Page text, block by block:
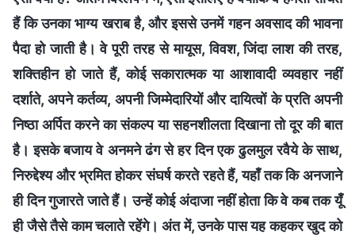
हैं कि उनका भाग्य खराब है, और इससे उनमें गहन अवसाद की भावना
पैदा हो जाती है। वे पूरी तरह से मायूस, विवश, जिंदा लाश की तरह,
शक्तिहीन हो जाते हैं, कोई सकारात्मक या आशावादी व्यवहार नहीं
दर्शाते, अपने कर्तव्य, अपनी जिम्मेदारियों और दायित्वों के प्रति अपनी
निष्ठा अर्पित करने का संकल्प या सहनशीलता दिखाना तो दूर की बात
है। इसके बजाय वे अनमने ढंग से हर दिन एक ढुलमुल रवैये के साथ,
निरुद्देश्य और भ्रमित होकर संघर्ष करते रहते हैं, यहाँ तक कि अनजाने
ही दिन गुजारते जाते हैं। उन्हें कोई अंदाजा नहीं होता कि वे कब तक यूँ
ही जैसे तैसे काम चलाते रहेंगे। अंत में, उनके पास यह कहकर खुद को